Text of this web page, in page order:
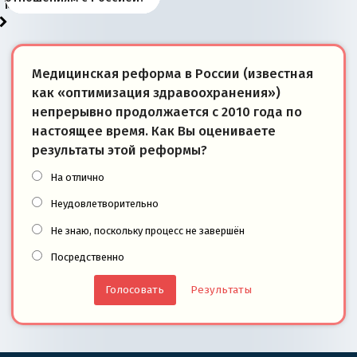
моря
победители
Медицинская реформа в России (известная
как «оптимизация здравоохранения»)
непрерывно продолжается с 2010 года по
настоящее время. Как Вы оцениваете
результаты этой реформы?
На отлично
Неудовлетворительно
Не знаю, поскольку процесс не завершён
Посредственно
Результаты